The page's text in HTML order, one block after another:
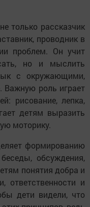
только рассказчик
проводник в
проблем. Он учит
но и мыслить
с окружающими,
Важную роль играет
рисование, лепка,
детям выразить
моторику.
формированию
обсуждения,
понятия добра и
ответственности и
дети видели, что